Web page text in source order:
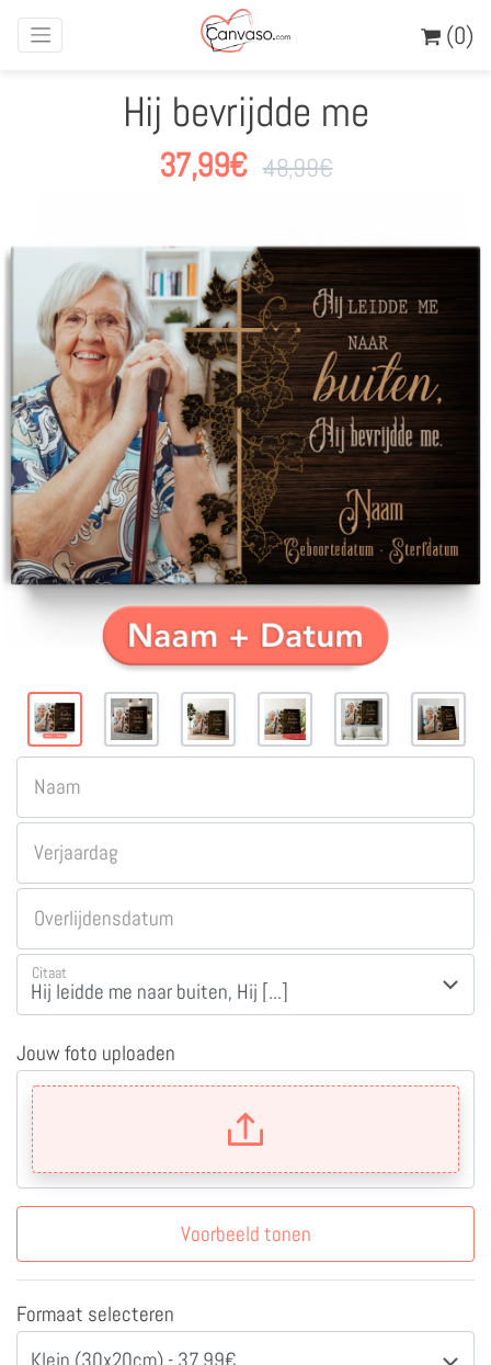
(0)
Hij bevrijdde me
37,99€ 48,99€
Naam
Verjaardag
Overlijdensdatum
Citaat
Jouw foto uploaden
Voorbeeld tonen
Formaat selecteren